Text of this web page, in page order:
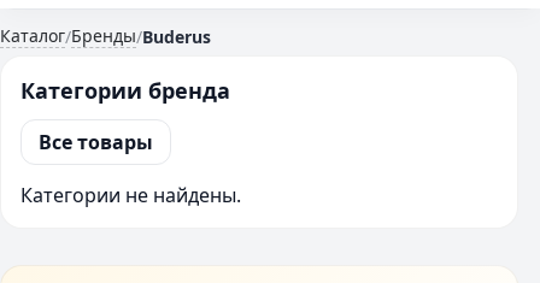
Каталог/Бренды/Buderus
Категории бренда
Все товары
Категории не найдены.